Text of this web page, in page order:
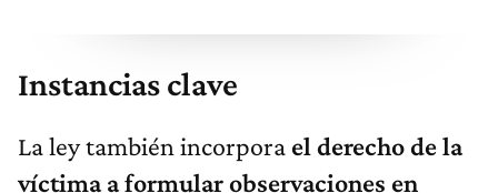
Instancias clave
La ley también incorpora el derecho de la
víctima a formular observaciones en